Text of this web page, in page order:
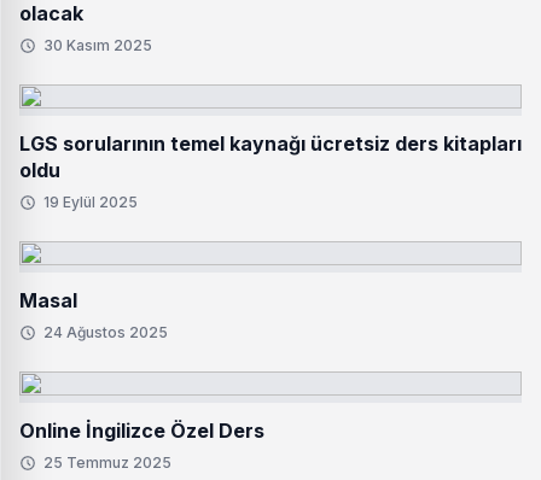
olacak
30 Kasım 2025
LGS sorularının temel kaynağı ücretsiz ders kitapları
oldu
19 Eylül 2025
Masal
24 Ağustos 2025
Online İngilizce Özel Ders
25 Temmuz 2025